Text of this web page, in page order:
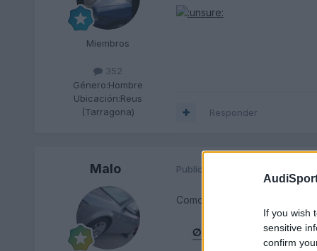
If you wish
sensitive
confirm
Miembros
352
Género:Hombre
Ubicación:Reus
(Tarragona)
Responder
Malo Publicado
Como bien dice Uri_a3 la